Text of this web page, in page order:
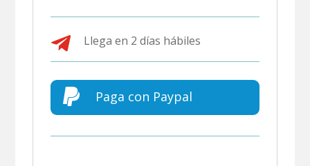
 Llega en 2 días hábiles
 Paga con Paypal